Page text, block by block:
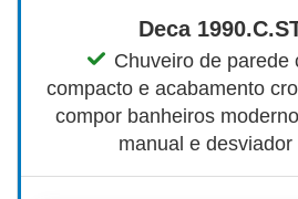
Deca
Chuveiro de parede
compacto e acabamento
compor banheiros
manual e desviador